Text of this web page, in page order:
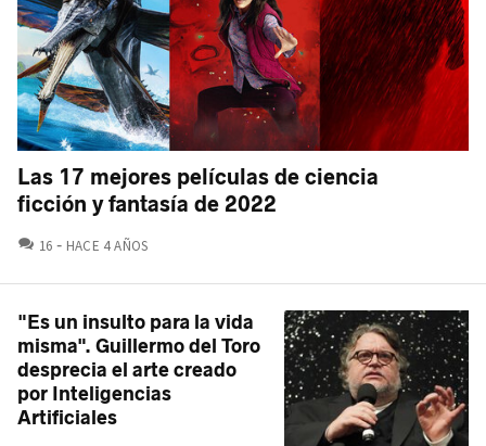
Las 17 mejores películas de ciencia
ficción y fantasía de 2022
16 COMENTARIOS
HACE 4 AÑOS
"Es un insulto para la vida
misma". Guillermo del Toro
desprecia el arte creado
por Inteligencias
Artificiales